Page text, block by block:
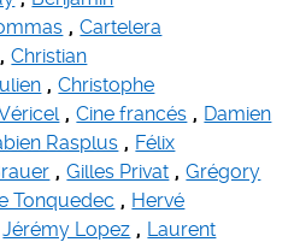
, Cartelera
, Christian
, Christophe
, Cine francés , Damien
Rasplus , Félix
, Gilles Privat , Grégory
Tonquedec , Hervé
Jérémy Lopez , Laurent